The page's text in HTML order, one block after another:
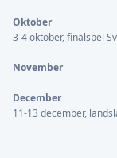
Oktober
3-4 oktober, finalspel
November
December
11-13 december,